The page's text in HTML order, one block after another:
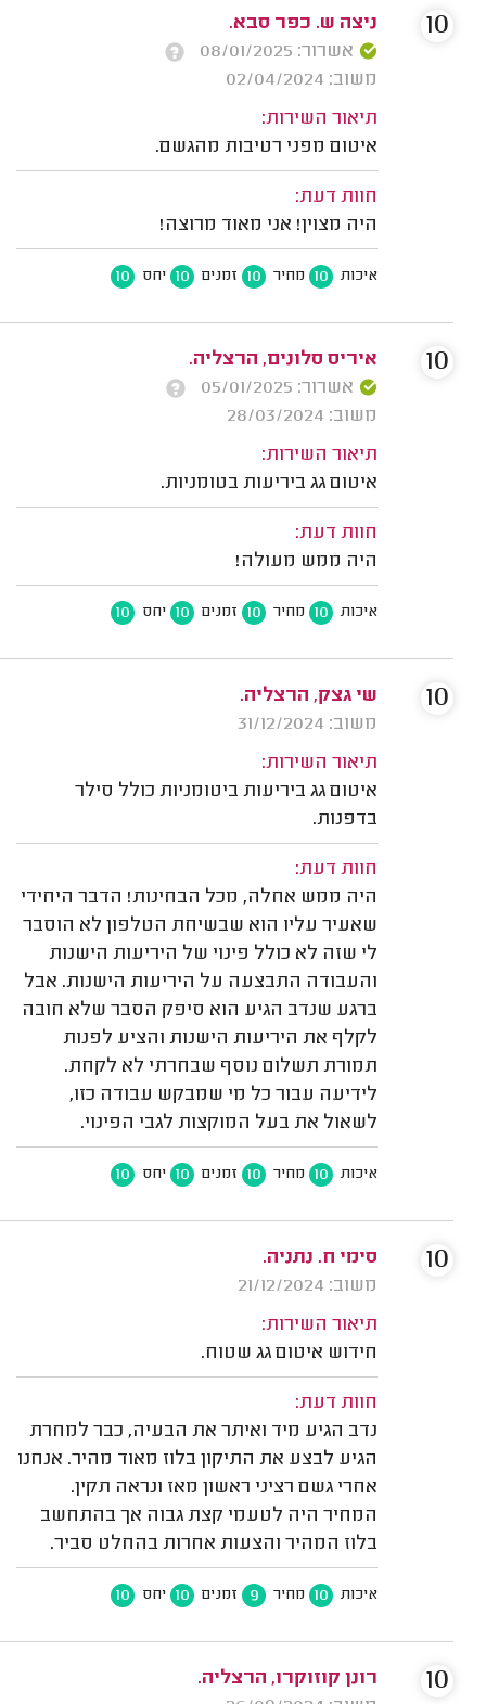
ניצה ש. כפר סבא.
אשרור: 08/01/2025
משוב: 02/04/2024
תיאור השירות:
איטום מפני רטיבות מהגשם.
חוות דעת:
היה מצוין! אני מאוד מרוצה!
איכות 10 מחיר 10 זמנים 10 יחס 10
10
איריס סלונים, הרצליה.
אשרור: 05/01/2025
משוב: 28/03/2024
תיאור השירות:
איטום גג ביריעות בטומניות.
חוות דעת:
היה ממש מעולה!
איכות 10 מחיר 10 זמנים 10 יחס 10
10
שי גצק, הרצליה.
משוב: 31/12/2024
תיאור השירות:
איטום גג ביריעות ביטומניות כולל סילר
בדפנות.
חוות דעת:
היה ממש אחלה, מכל הבחינות! הדבר היחידי
שאעיר עליו הוא שבשיחת הטלפון לא הוסבר
לי שזה לא כולל פינוי של היריעות הישנות
והעבודה התבצעה על היריעות הישנות. אבל
ברגע שנדב הגיע הוא סיפק הסבר שלא חובה
לקלף את היריעות הישנות והציע לפנות
תמורת תשלום נוסף שבחרתי לא לקחת.
לידיעה עבור כל מי שמבקש עבודה כזו,
לשאול את בעל המוקצות לגבי הפינוי.
איכות 10 מחיר 10 זמנים 10 יחס 10
10
סימי ח. נתניה.
משוב: 21/12/2024
תיאור השירות:
חידוש איטום גג שטוח.
חוות דעת:
נדב הגיע מיד ואיתר את הבעיה, כבר למחרת
הגיע לבצע את התיקון בלוז מאוד מהיר. אנחנו
אחרי גשם רציני ראשון מאז ונראה תקין.
המחיר היה לטעמי קצת גבוה אך בהתחשב
בלוז המהיר והצעות אחרות בהחלט סביר.
איכות 10 מחיר 9 זמנים 10 יחס 10
10
רונן קוזוקרו, הרצליה.
10